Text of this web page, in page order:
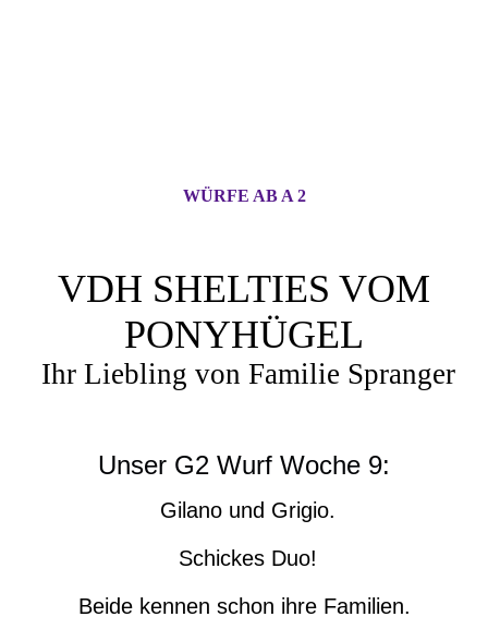
WÜRFE AB A 2
VDH SHELTIES VOM
PONYHÜGEL
Ihr Liebling von Familie Spranger
Unser G2 Wurf Woche 9:
Gilano und Grigio.
Schickes Duo!
Beide kennen schon ihre Familien.